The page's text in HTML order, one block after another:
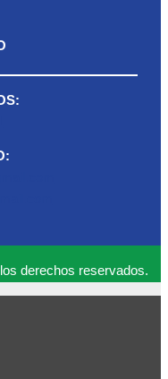
derechos reservados.